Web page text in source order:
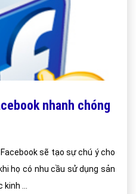
nhanh chóng
sẽ tạo sự chú ý cho
họ có nhu cầu sử dụng sản
...